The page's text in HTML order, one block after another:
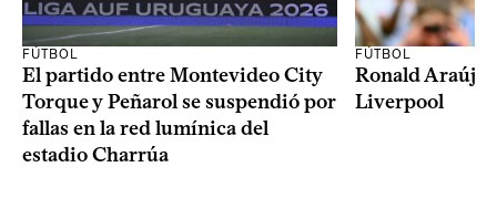
FÚTBOL
El partido entre Montevideo City
Torque y Peñarol se suspendió por
fallas en la red lumínica del
estadio Charrúa
FÚTBOL
Ronald Araújo
Liverpool